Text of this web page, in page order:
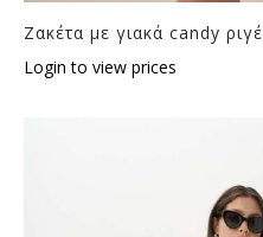
Ζακέτα με γιακά candy ριγέ
Login to view prices